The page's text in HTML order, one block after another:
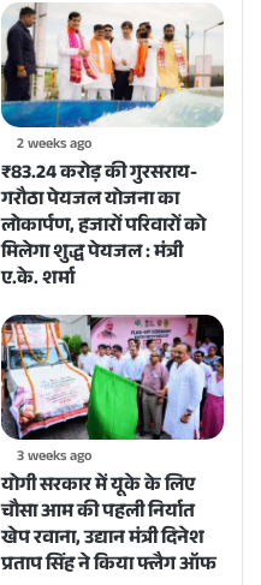
2 weeks ago
₹83.24 करोड़ की गुरसराय-
गरौठा पेयजल योजना का
लोकार्पण, हजारों परिवारों को
मिलेगा शुद्ध पेयजल : मंत्री
ए.के. शर्मा
3 weeks ago
योगी सरकार में यूके के लिए
चौसा आम की पहली निर्यात
खेप रवाना, उद्यान मंत्री दिनेश
प्रताप सिंह ने किया फ्लैग ऑफ